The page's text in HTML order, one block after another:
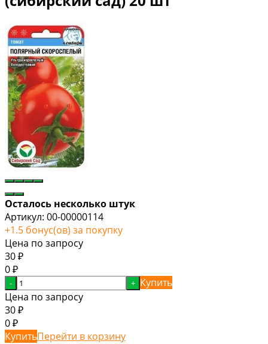
Осталось несколько штук
Артикул: 00-00000114
+1.5 бонус(ов) за покупку
Цена по запросу
30 ₽
0 ₽
- + Купить
Цена по запросу
30 ₽
0 ₽
КупитьПерейти в корзину